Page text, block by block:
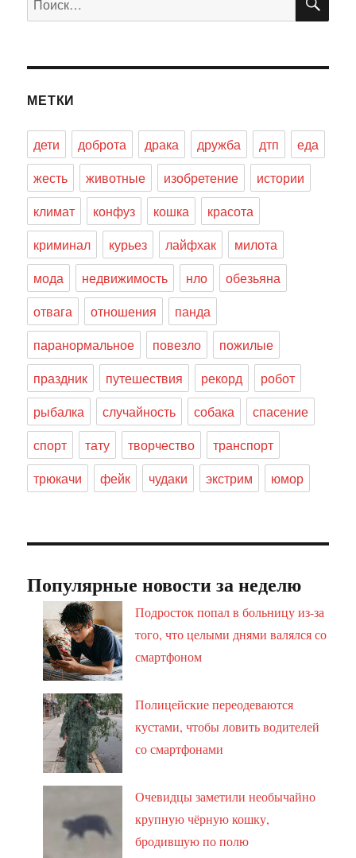
МЕТКИ
дети доброта драка дружба дтп
еда
жесть
животные изобретение
истории
климат
конфуз кошка
красота
криминал
курьез лайфхак
милота
мода
недвижимость нло
обезьяна
отвага
отношения
панда
паранормальное
повезло
пожилые
праздник
путешествия рекорд
робот
рыбалка
случайность собака
спасение
спорт
тату творчество
транспорт
трюкачи
фейк чудаки экстрим юмор
Популярные новости за неделю
Подросток попал в больницу из-за
того, что целыми днями валялся со
смартфоном
Полицейские переодеваются
кустами, чтобы ловить водителей
со смартфонами
Очевидцы заметили необычайно
крупную чёрную кошку,
бродившую по полю